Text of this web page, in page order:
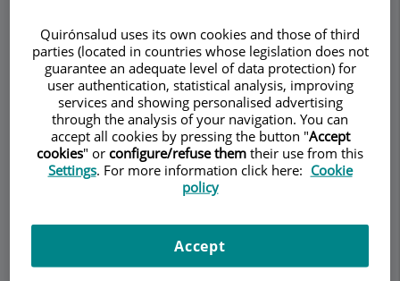
Horario
Síndrome del intestino
irritable
(Colon irritable): ¿Cuál
es su incidencia?
Quirónsalud uses its own cookies and those of third
parties (located in countries whose legislation does not
guarantee an adequate level of data protection) for
user authentication, statistical analysis, improving
services and showing personalised advertising
through the analysis of your navigation. You can
accept all cookies by pressing the button "Accept
cookies" or configure/refuse them their use from this
Settings. For more information click here: Cookie
policy
Accept